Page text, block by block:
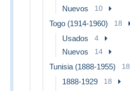
Nuevos 10
Togo (1914-1960) 18
Usados 4
Nuevos 14
Tunisia (1888-1955) 18
1888-1929 18